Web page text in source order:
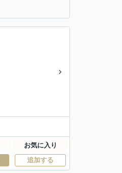
お気に入り
追加する